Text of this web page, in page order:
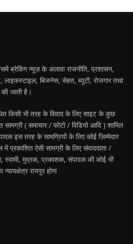
ब्रेकिंग न्यूज़ के अलावा राजनीति, प्रशासन,
बिजनेस, सेहत, ब्यूटी, रोजगार तथा
जाती है।
किसी भी तरह के विवाद के लिए साइट के कुछ
सामग्री ( समाचार / फोटो / विडियो आदि ) शामिल
इस तरह के सामग्रियों के लिए कोई ज़िम्मेदार
में प्रकाशित ऐसी सामग्री के लिए संवाददाता /
स्वामी, मुद्रक, प्रकाशक, संपादक की कोई भी
न्यायक्षेत्र रायपुर होगा